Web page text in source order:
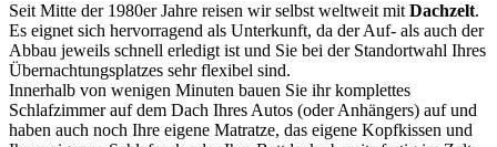
Seit Mitte der 1980er Jahre reisen wir selbst weltweit mit Dachzelt.
Es eignet sich hervorragend als Unterkunft, da der Auf- als auch der
Abbau jeweils schnell erledigt ist und Sie bei der Standortwahl Ihres
Übernachtungsplatzes sehr flexibel sind.
Innerhalb von wenigen Minuten bauen Sie ihr komplettes
Schlafzimmer auf dem Dach Ihres Autos (oder Anhängers) auf und
haben auch noch Ihre eigene Matratze, das eigene Kopfkissen und